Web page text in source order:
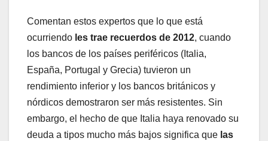
Comentan estos expertos que lo que está
ocurriendo les trae recuerdos de 2012, cuando
los bancos de los países periféricos (Italia,
España, Portugal y Grecia) tuvieron un
rendimiento inferior y los bancos británicos y
nórdicos demostraron ser más resistentes. Sin
embargo, el hecho de que Italia haya renovado su
deuda a tipos mucho más bajos significa que las